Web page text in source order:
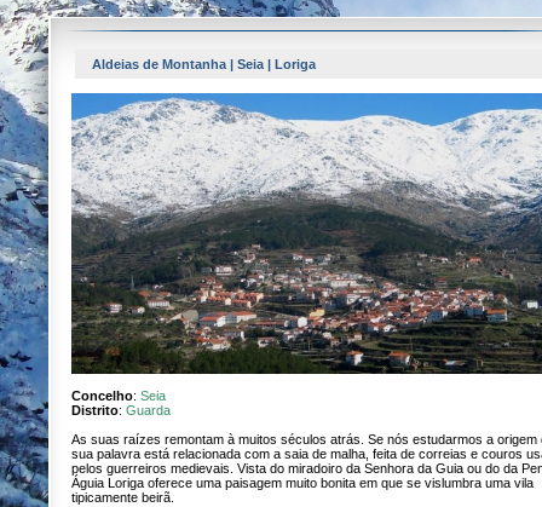
Aldeias de Montanha | Seia | Loriga
Concelho: Seia
Distrito: Guarda
As suas raízes remontam à muitos séculos atrás. Se nós estudarmos a origem
sua palavra está relacionada com a saia de malha, feita de correias e couros
pelos guerreiros medievais. Vista do miradoiro da Senhora da Guia ou do da
Águia Loriga oferece uma paisagem muito bonita em que se vislumbra uma vila
tipicamente beirã.